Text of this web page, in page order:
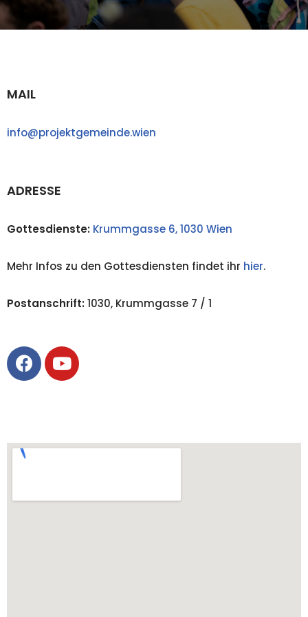
MAIL
info@projektgemeinde.wien
ADRESSE
Gottesdienste: Krummgasse 6, 1030 Wien
Mehr Infos zu den Gottesdiensten findet ihr hier.
Postanschrift: 1030, Krummgasse 7 / 1